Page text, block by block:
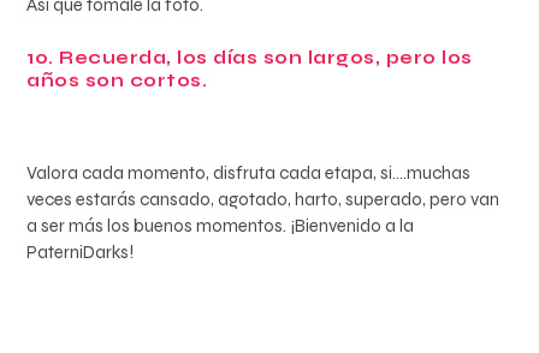
Así que tómale la foto.
10. Recuerda, los días son largos, pero los
años son cortos.
Valora cada momento, disfruta cada etapa, si….muchas
veces estarás cansado, agotado, harto, superado, pero van
a ser más los buenos momentos. ¡Bienvenido a la
PaterniDarks!